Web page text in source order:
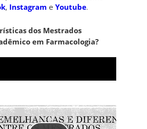
, Instagram eYoutube.
dos Mestrados
em Farmacologia?